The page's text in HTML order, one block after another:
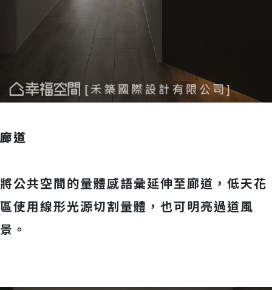
廊道
將公共空間的量體感語彙延伸至廊道，低天花
區使用線形光源切割量體，也可明亮過道風
景。